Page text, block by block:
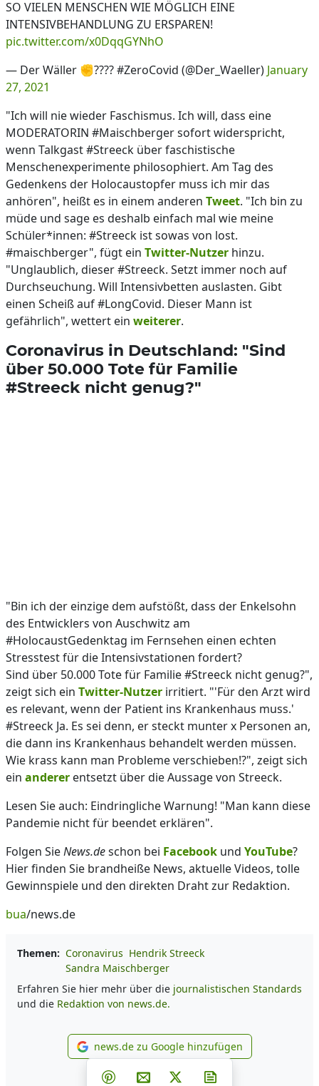
SO VIELEN MENSCHEN WIE MÖGLICH EINE
INTENSIVBEHANDLUNG ZU ERSPAREN!
pic.twitter.com/x0DqqGYNhO
— Der Wäller ✊???? #ZeroCovid (@Der_Waeller) January
27, 2021
"Ich will nie wieder Faschismus. Ich will, dass eine
MODERATORIN #Maischberger sofort widerspricht,
wenn Talkgast #Streeck über faschistische
Menschenexperimente philosophiert. Am Tag des
Gedenkens der Holocaustopfer muss ich mir das
anhören", heißt es in einem anderen Tweet. "Ich bin zu
müde und sage es deshalb einfach mal wie meine
Schüler*innen: #Streeck ist sowas von lost.
#maischberger", fügt ein Twitter-Nutzer hinzu.
"Unglaublich, dieser #Streeck. Setzt immer noch auf
Durchseuchung. Will Intensivbetten auslasten. Gibt
einen Scheiß auf #LongCovid. Dieser Mann ist
gefährlich", wettert ein weiterer.
Coronavirus in Deutschland: "Sind
über 50.000 Tote für Familie
#Streeck nicht genug?"
"Bin ich der einzige dem aufstößt, dass der Enkelsohn
des Entwicklers von Auschwitz am
#HolocaustGedenktag im Fernsehen einen echten
Stresstest für die Intensivstationen fordert?
Sind über 50.000 Tote für Familie #Streeck nicht genug?",
zeigt sich ein Twitter-Nutzer irritiert. "'Für den Arzt wird
es relevant, wenn der Patient ins Krankenhaus muss.'
#Streeck Ja. Es sei denn, er steckt munter x Personen an,
die dann ins Krankenhaus behandelt werden müssen.
Wie krass kann man Probleme verschieben!?", zeigt sich
ein anderer entsetzt über die Aussage von Streeck.
Lesen Sie auch: Eindringliche Warnung! "Man kann diese
Pandemie nicht für beendet erklären".
Folgen SieNews.deschon bei Facebook und YouTube?
Hier finden Sie brandheiße News, aktuelle Videos, tolle
Gewinnspiele und den direkten Draht zur Redaktion.
bua/news.de
Themen: Coronavirus Hendrik Streeck
Sandra Maischberger
Erfahren Sie hier mehr über die journalistischen Standards
und die Redaktion von news.de.
news.de zu Google
news.de zu Google hinzufügen
Teilen auf Facebook
Teilen auf Whatsapp
Teilen auf Telegram
Teilen auf Pinterest
Per E-Mail teilen
Post auf X